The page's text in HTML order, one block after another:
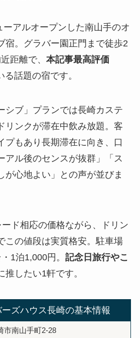
アルオープンした南山手のオ
宿。グラバー園正門まで徒歩2
距離で、 本記事最高評価
る話題の宿です。
シブ」プランでは長崎カステ
リンクが滞在中飲み放題。客
プもあり長期滞在に向き、口
アル後のセンスが抜群」「ス
が心地よい」との声が並びま
ド相応の価格ながら、ドリン
この値段は実質格安。駐車場
1泊1,000円。 記念日旅行やこ
推したい1軒です。
ズハウス長崎の基本情報
市南山手町2-28